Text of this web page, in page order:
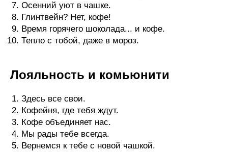
Осенний уют в чашке.
Глинтвейн? Нет, кофе!
Время горячего шоколада... и кофе.
Тепло с тобой, даже в мороз.
Лояльность и комьюнити
Здесь все свои.
Кофейня, где тебя ждут.
Кофе объединяет нас.
Мы рады тебе всегда.
Вернемся к тебе с новой чашкой.